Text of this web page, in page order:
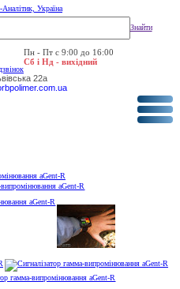
Знайти
Пн - Пт с 9:00 до 16:00
Сб і Нд - вихідний
22а
aGent-R